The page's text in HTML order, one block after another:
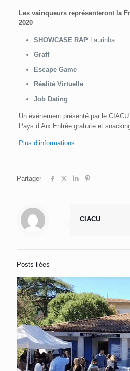
Les vainqueurs représenteront la
2020
SHOWCASE RAP Laurinha
Graff
Escape Game
Réalité Virtuelle
Job Dating
Un événement présenté par le
Pays d’Aix Entrée gratuite et
Plus d’informations
Partager
CIACU
Posts liées